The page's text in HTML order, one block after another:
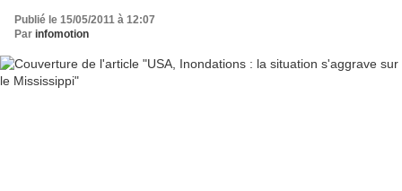
Publié le 15/05/2011 à 12:07
Par infomotion